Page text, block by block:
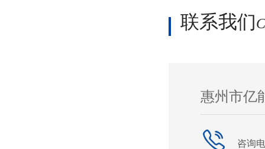
联系我们
惠州市亿
咨询